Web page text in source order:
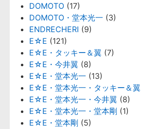
DOMOTO (17)
DOMOTO・堂本光一 (3)
ENDRECHERI (9)
E☆E (121)
E☆E・タッキー＆翼 (7)
E☆E・今井翼 (8)
E☆E・堂本光一 (13)
E☆E・堂本光一・タッキー＆翼
E☆E・堂本光一・今井翼 (8)
E☆E・堂本光一・堂本剛 (1)
E☆E・堂本剛 (5)